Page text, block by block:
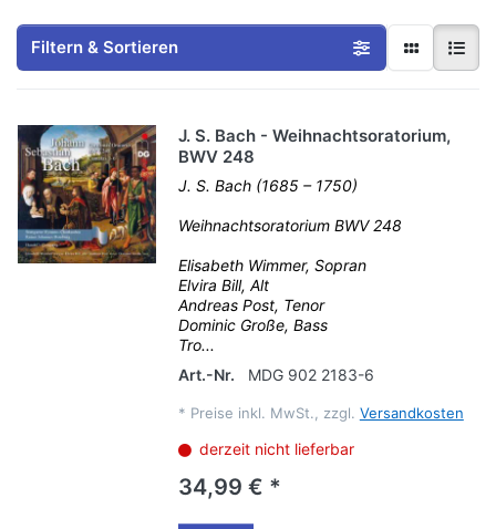
Filtern & Sortieren
J. S. Bach - Weihnachtsoratorium,
BWV 248
J. S. Bach (1685 – 1750)
Weihnachtsoratorium BWV 248
Elisabeth Wimmer, Sopran
Elvira Bill, Alt
Andreas Post, Tenor
Dominic Große, Bass
Tro...
Art.-Nr.
MDG 902 2183-6
* Preise inkl. MwSt., zzgl. Versandkosten
derzeit nicht lieferbar
34,99 € *